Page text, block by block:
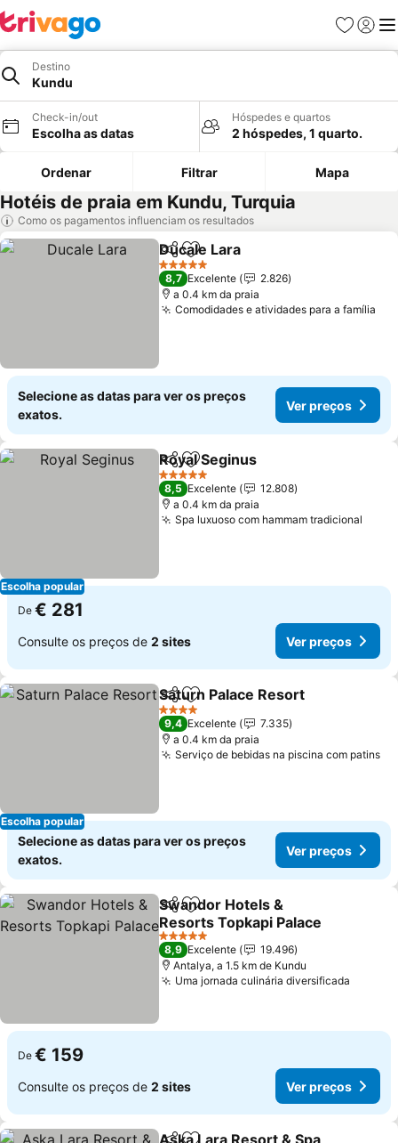
Favoritos
Iniciar
Destino
Kundu
Check-in/out
Escolha as datas
Hóspedes e quartos
2 hóspedes, 1 quarto.
Ordenar Filtrar Mapa
Hotéis de praia em Kundu, Turquia
Como os pagamentos influenciam os resultados
PartilharAdicionar aos favoritos
Ducale Lara
5 Estrelas
8,7 Excelente
2.826
a 0.4 km da praia
Comodidades e atividades para a família
Selecione as datas para ver os preços
exatos.
Ver preços
Escolha popular
PartilharAdicionar aos favoritos
Royal Seginus
5 Estrelas
8,5 Excelente
12.808
a 0.4 km da praia
Spa luxuoso com hammam tradicional
De € 281
Consulte os preços de 2 sites Ver preços
Escolha popular
PartilharAdicionar aos favoritos
Saturn Palace Resort
4 Estrelas
9,4 Excelente
7.335
a 0.4 km da praia
Serviço de bebidas na piscina com patins
Selecione as datas para ver os preços
exatos.
Ver preços
PartilharAdicionar aos favoritos
Swandor Hotels &
Resorts Topkapi Palace
Ver preços
5 Estrelas
8,9 Excelente
19.496
Antalya, a 1.5 km de Kundu
Uma jornada culinária diversificada
De € 159
Consulte os preços de 2 sites Ver preços
Aska Lara Resort & Spa